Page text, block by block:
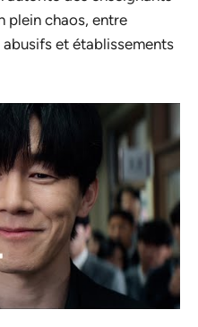
plein chaos, entre
et établissements